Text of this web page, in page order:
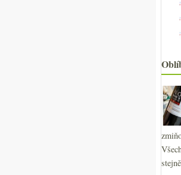
►
►
►